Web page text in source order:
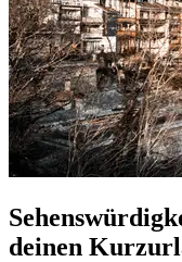
deinen